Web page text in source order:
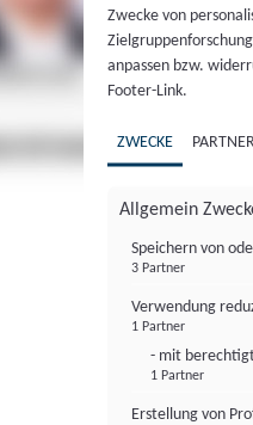
Zwecke von
anpassen bzw.
Footer-Link.
ZWECKE
Allgemein
Speichern von
3 Partner
Verwendung
1 Partner
- mit
1 Partner
Erstellung von